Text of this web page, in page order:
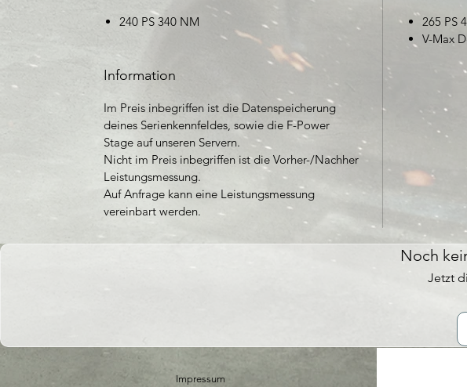
240 PS 340 NM
265 PS
V-Max
Information
Im Preis inbegriffen ist die Datenspeicherung
deines Serienkennfeldes, sowie die F-Power
Stage auf unseren Servern.
Nicht im Preis inbegriffen ist die Vorher-/Nachher
Leistungsmessung.
Auf Anfrage kann eine Leistungsmessung
vereinbart werden.
Noch
Jetzt
Impressum